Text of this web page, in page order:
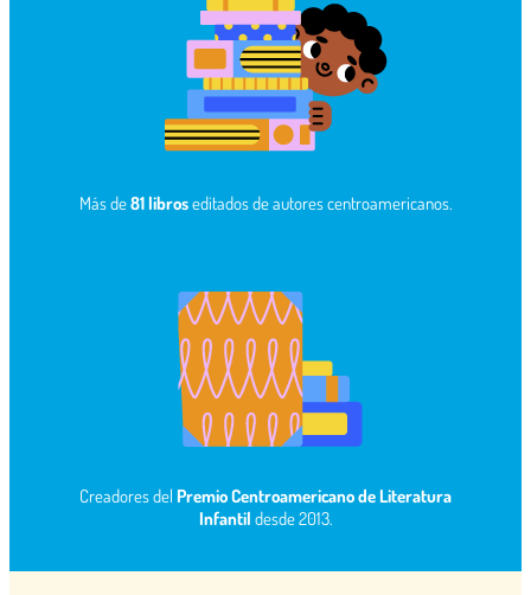
Más de81 libroseditados de autores centroamericanos.
Creadores del Premio Centroamericano de Literatura
Infantil desde 2013.